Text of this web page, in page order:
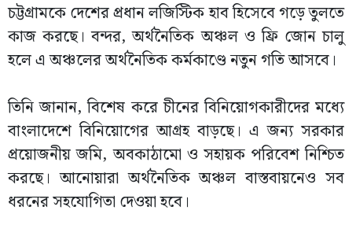
চট্টগ্রামকে দেশের প্রধান লজিস্টিক হাব হিসেবে গড়ে তুলতে
কাজ করছে। বন্দর, অর্থনৈতিক অঞ্চল ও ফ্রি জোন চালু
হলে এ অঞ্চলের অর্থনৈতিক কর্মকাণ্ডে নতুন গতি আসবে।
তিনি জানান, বিশেষ করে চীনের বিনিয়োগকারীদের মধ্যে
বাংলাদেশে বিনিয়োগের আগ্রহ বাড়ছে। এ জন্য সরকার
প্রয়োজনীয় জমি, অবকাঠামো ও সহায়ক পরিবেশ নিশ্চিত
করছে। আনোয়ারা অর্থনৈতিক অঞ্চল বাস্তবায়নেও সব
ধরনের সহযোগিতা দেওয়া হবে।